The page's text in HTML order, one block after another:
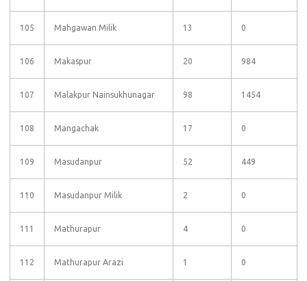
105 Mahgawan Milik 13 0
106 Makaspur 20 984
107 Malakpur Nainsukhunagar 98 1454
108 Mangachak 17 0
109 Masudanpur 52 449
110 Masudanpur Milik 2 0
111 Mathurapur 4 0
112 Mathurapur Arazi 1 0